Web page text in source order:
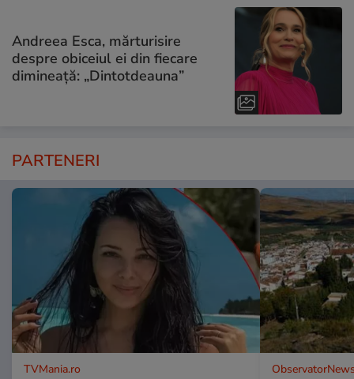
Andreea Esca, mărturisire
despre obiceiul ei din fiecare
dimineață: „Dintotdeauna”
PARTENERI
TVMania.ro